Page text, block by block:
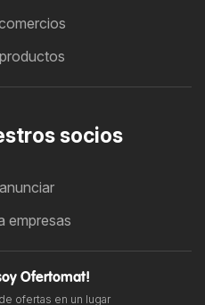
socios
empresas
Ofertomat!
ofertas en un lugar